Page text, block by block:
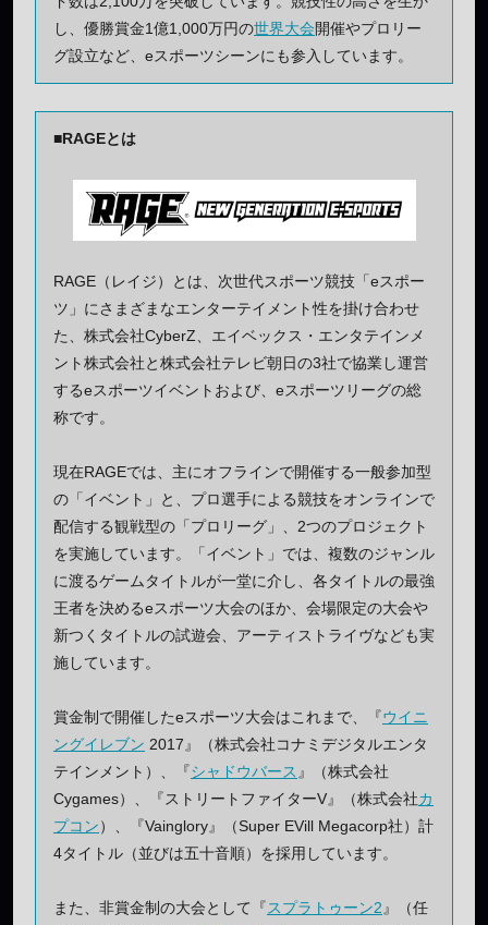
し、優勝賞金1億1,000万円の世界大会開催やプロリー
グ設立など、eスポーツシーンにも参入しています。
■RAGEとは
RAGE（レイジ）とは、次世代スポーツ競技「eスポー
ツ」にさまざまなエンターテイメント性を掛け合わせ
た、株式会社CyberZ、エイベックス・エンタテインメ
ント株式会社と株式会社テレビ朝日の3社で協業し運営
するeスポーツイベントおよび、eスポーツリーグの総
称です。
現在RAGEでは、主にオフラインで開催する一般参加型
の「イベント」と、プロ選手による競技をオンラインで
配信する観戦型の「プロリーグ」、2つのプロジェクト
を実施しています。「イベント」では、複数のジャンル
に渡るゲームタイトルが一堂に介し、各タイトルの最強
王者を決めるeスポーツ大会のほか、会場限定の大会や
新つくタイトルの試遊会、アーティストライヴなども実
施しています。
賞金制で開催したeスポーツ大会はこれまで、『ウイニ
ングイレブン 2017』（株式会社コナミデジタルエンタ
テインメント）、『シャドウバース 』（株式会社
Cygames）、『ストリートファイターV』（株式会社カ
プコン）、『Vainglory』（Super EVill Megacorp社）計
4タイトル（並びは五十音順）を採用しています。
また、非賞金制の大会として『スプラトゥーン2』（任